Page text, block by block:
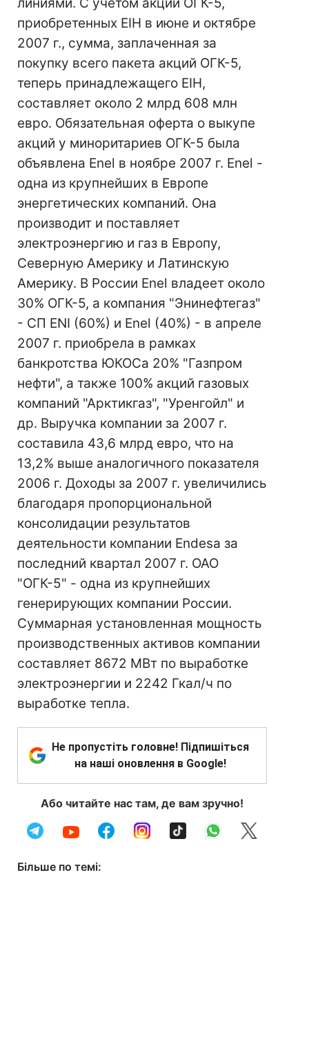
приобретенных EIН в июне и октябре
2007 г., сумма, заплаченная за
покупку всего пакета акций ОГК-5,
теперь принадлежащего EIH,
составляет около 2 млрд 608 млн
евро. Обязательная оферта о выкупе
акций у миноритариев ОГК-5 была
объявлена Enel в ноябре 2007 г. Enel -
одна из крупнейших в Европе
энергетических компаний. Она
производит и поставляет
электроэнергию и газ в Европу,
Северную Америку и Латинскую
Америку. В России Enel владеет около
30% ОГК-5, а компания "Энинефтегаз"
- СП ЕNI (60%) и Enel (40%) - в апреле
2007 г. приобрела в рамках
банкротства ЮКОСа 20% "Газпром
нефти", а также 100% акций газовых
компаний "Арктикгаз", "Уренгойл" и
др. Выручка компании за 2007 г.
составила 43,6 млрд евро, что на
13,2% выше аналогичного показателя
2006 г. Доходы за 2007 г. увеличились
благодаря пропорциональной
консолидации результатов
деятельности компании Endesa за
последний квартал 2007 г. ОАО
"ОГК-5" - одна из крупнейших
генерирующих компании России.
Суммарная установленная мощность
производственных активов компании
составляет 8672 МВт по выработке
электроэнергии и 2242 Гкал/ч по
выработке тепла.
Не пропустіть головне! Підпишіться
на наші оновлення в Google!
Або читайте нас там, де вам зручно!
Більше по темі: